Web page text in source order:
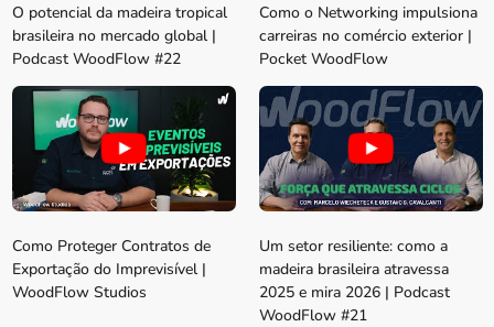
O potencial da madeira tropical
brasileira no mercado global |
Podcast WoodFlow #22
Como o Networking impulsiona
carreiras no comércio exterior |
Pocket WoodFlow
Como Proteger Contratos de
Exportação do Imprevisível |
WoodFlow Studios
Um setor resiliente: como a
madeira brasileira atravessa
2025 e mira 2026 | Podcast
WoodFlow #21